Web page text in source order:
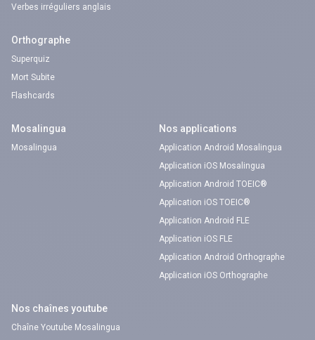
Verbes irréguliers anglais
Orthographe
Superquiz
Mort Subite
Flashcards
Mosalingua
Mosalingua
Nos applications
Application Android Mosalingua
Application iOS Mosalingua
Application Android TOEIC®
Application iOS TOEIC®
Application Android FLE
Application iOS FLE
Application Android Orthographe
Application iOS Orthographe
Nos chaînes youtube
Chaîne Youtube Mosalingua